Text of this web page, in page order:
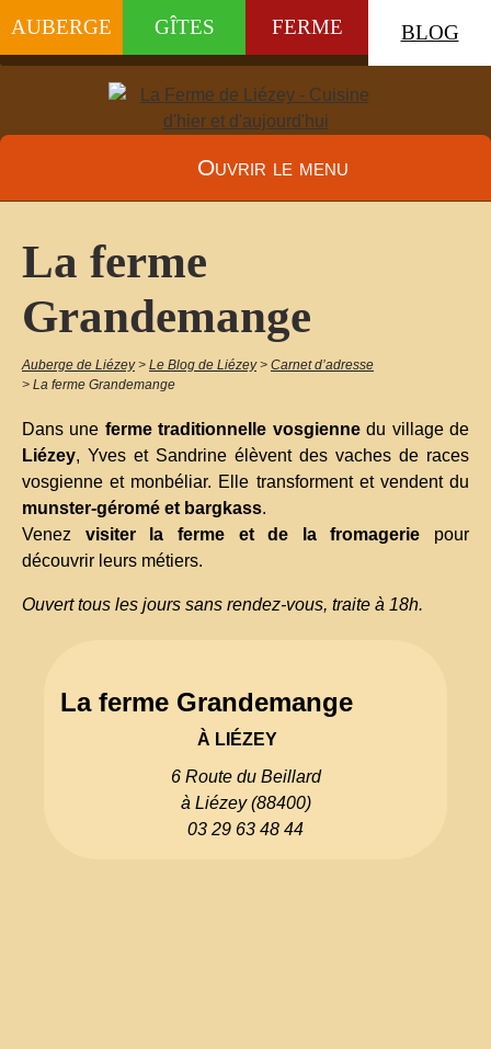
AUBERGE GÎTES FERME BLOG
Ouvrir le menu
La ferme
Grandemange
Auberge de Liézey > Le Blog de Liézey > Carnet d’adresse
> La ferme Grandemange
Dans une ferme traditionnelle vosgiennedu village de
Liézey, Yves et Sandrine élèvent des vaches de races
vosgienne et monbéliar. Elle transforment et vendent du
munster-géromé et bargkass.
Venez visiter la ferme et de la fromagerie pour
découvrir leurs métiers.
Ouvert tous les jours sans rendez-vous, traite à 18h.
La ferme Grandemange
À LIÉZEY
6 Route du Beillard
à Liézey (88400)
03 29 63 48 44